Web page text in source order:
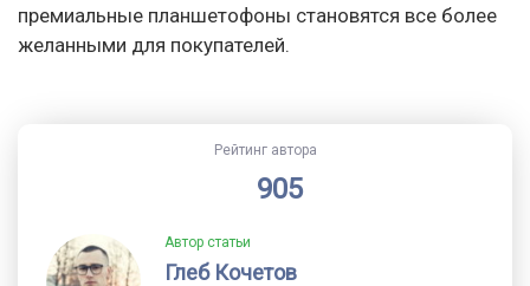
премиальные планшетофоны становятся все более
желанными для покупателей.
Рейтинг автора
905
Автор статьи
Глеб Кочетов